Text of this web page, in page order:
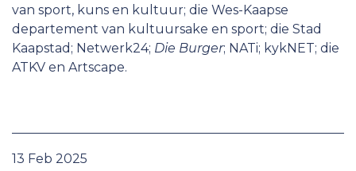
van sport, kuns en kultuur; die Wes-Kaapse
departement van kultuursake en sport; die Stad
Kaapstad; Netwerk24; Die Burger; NATi; kykNET; die
ATKV en Artscape.
13 Feb 2025